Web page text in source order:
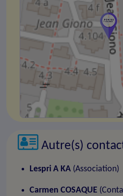
Autre(s)
Lespri A KA (Association)
Carmen COSAQUE